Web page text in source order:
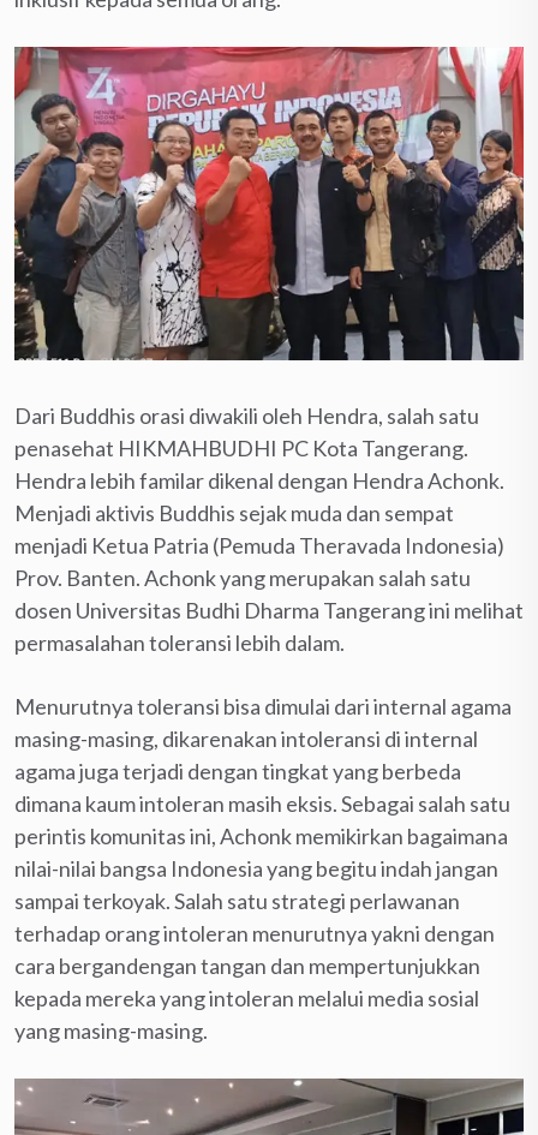
Dari Buddhis orasi diwakili oleh Hendra, salah satu
penasehat HIKMAHBUDHI PC Kota Tangerang.
Hendra lebih familar dikenal dengan Hendra Achonk.
Menjadi aktivis Buddhis sejak muda dan sempat
menjadi Ketua Patria (Pemuda Theravada Indonesia)
Prov. Banten. Achonk yang merupakan salah satu
dosen Universitas Budhi Dharma Tangerang ini melihat
permasalahan toleransi lebih dalam.
Menurutnya toleransi bisa dimulai dari internal agama
masing-masing, dikarenakan intoleransi di internal
agama juga terjadi dengan tingkat yang berbeda
dimana kaum intoleran masih eksis. Sebagai salah satu
perintis komunitas ini, Achonk memikirkan bagaimana
nilai-nilai bangsa Indonesia yang begitu indah jangan
sampai terkoyak. Salah satu strategi perlawanan
terhadap orang intoleran menurutnya yakni dengan
cara bergandengan tangan dan mempertunjukkan
kepada mereka yang intoleran melalui media sosial
yang masing-masing.